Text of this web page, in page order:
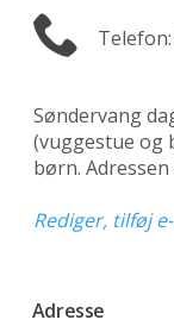
Søndervang
(vuggestue og
børn.
Rediger, tilføj
Adresse